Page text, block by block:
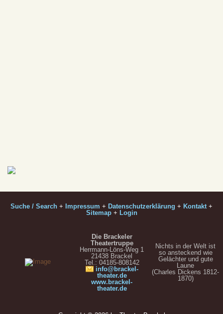
Suche / Search + Impressum + Datenschutzerklärung + Kontakt +
Sitemap+ Login
Die Brackeler
Theatertruppe
Herrmann-Löns-Weg 1
21438 Brackel
Tel.: 04185-808142
info@brackel-
theater.de
www.brackel-
theater.de
Nichts in der Welt ist
so ansteckend wie
Gelächter und gute
Laune
(Charles Dickens 1812-
1870)